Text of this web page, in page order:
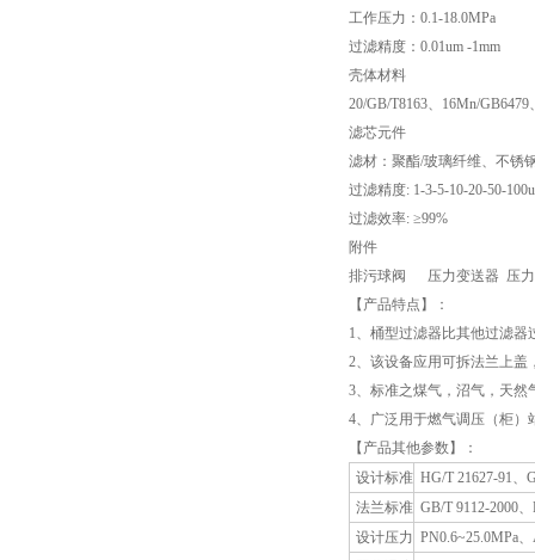
工作压力：0.1-
过滤精度：0.01um -
壳体材料
20/GB/T8163、16Mn/
滤芯元件
滤材：聚酯/玻璃纤维、不锈
过滤精度: 1-3-5-10-20-50-
过滤效率: ≥99%
附件
排污球阀 压力变送器 压
【产品特点】：
1、桶型过滤器比其他过滤
2、该设备应用可拆法兰上
3、标准之煤气，沼气，天然
4、广泛用于燃气调压（柜
【产品其他参数】：
设计标准 HG/T 21627-91、
法兰标准 GB/T 9112-2000
设计压力 PN0.6~25.0MPa